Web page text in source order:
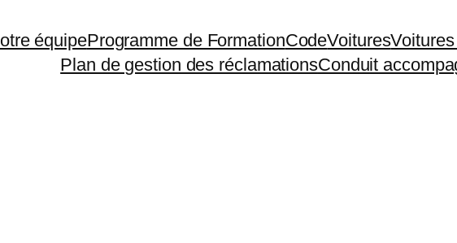
équipeProgramme de FormationCodeVoitures
Plan de gestion des réclamationsConduit